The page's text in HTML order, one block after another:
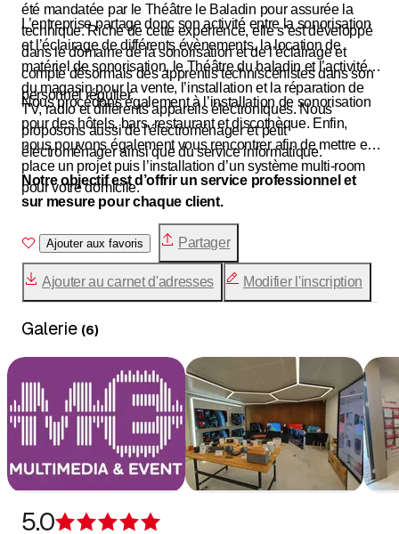
été mandatée par le Théâtre le Baladin pour assurée la
technique. Riche de cette expérience, elle s’est développé
dans le domaine de la sonorisation et de l’éclairage et
compte désormais des apprentis techniscénistes dans son
personnel régulier.
L’entreprise partage donc son activité entre la sonorisation
et l’éclairage de différents évènements, la location de
matériel de sonorisation, le Théâtre du baladin et l’activité
du magasin pour la vente, l’installation et la réparation de
TV, radio et différents appareils électroniques. Nous
proposons aussi de l'électroménager et petit
électroménager ainsi que du service informatique.
Nous procédons également à l’installation de sonorisation
pour des hôtels, bars, restaurant et discothèque. Enfin,
nous pouvons également vous rencontrer afin de mettre en
place un projet puis l’installation d’un système multi-room
pour votre domicile.
Notre objectif est d’offrir un service professionnel et
sur mesure pour chaque client.
Ajouter aux favoris Partager
Ajouter au carnet d'adresses Modifier l'inscription
Galerie (6)
5.0